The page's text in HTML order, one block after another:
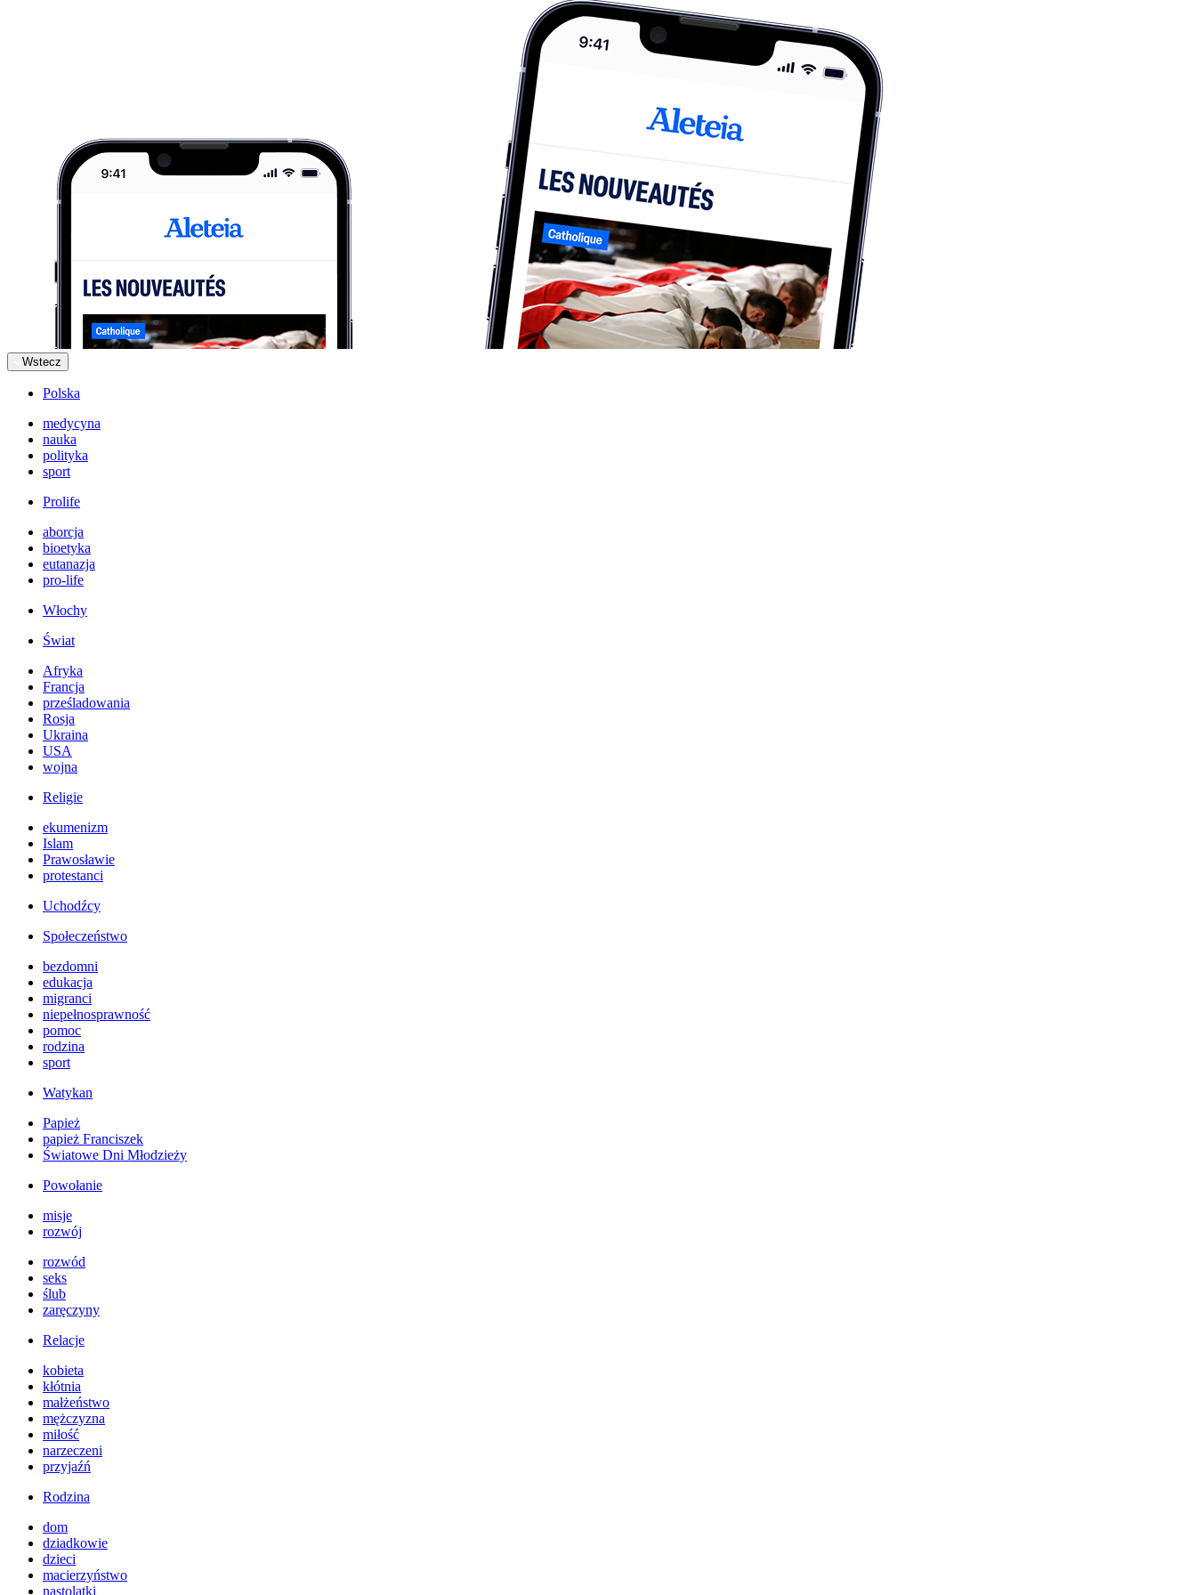
Wstecz
Polska
medycyna
nauka
polityka
sport
Prolife
aborcja
bioetyka
eutanazja
pro-life
Włochy
Świat
Afryka
Francja
prześladowania
Rosja
Ukraina
USA
wojna
Religie
ekumenizm
Islam
Prawosławie
protestanci
Uchodźcy
Społeczeństwo
bezdomni
edukacja
migranci
niepełnosprawność
pomoc
rodzina
sport
Watykan
Papież
papież Franciszek
Światowe Dni Młodzieży
Powołanie
misje
rozwój
rozwód
seks
ślub
zaręczyny
Relacje
kobieta
kłótnia
małżeństwo
mężczyzna
miłość
narzeczeni
przyjaźń
Rodzina
dom
dziadkowie
dzieci
macierzyństwo
nastolatki